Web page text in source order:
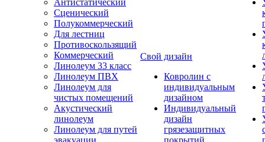
Антистатический
Сценический
Полукоммерческий
Для лестниц
Противоскользящий
Коммерческий
Линолеум 33 класс
Линолеум ПВХ
Линолеум для
чистых помещений
Акустический
линолеум
Линолеум для путей
эвакуации
Свой дизайн
Ковролин с
индивидуальным
дизайном
Индивидуальный
дизайн
грязезащитных
покрытий